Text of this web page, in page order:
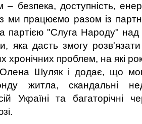
безпека, доступність,
ми працюємо разом із
партією "Слуга Народу"
яка дасть змогу
хронічних проблем, на які
Шуляк і додає, що
житла, скандальні
Україні та багаторічні